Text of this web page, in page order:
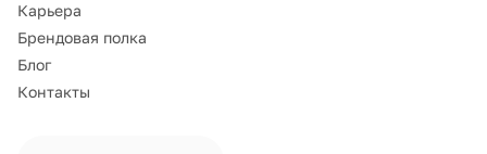
Карьера
Брендовая полка
Блог
Контакты